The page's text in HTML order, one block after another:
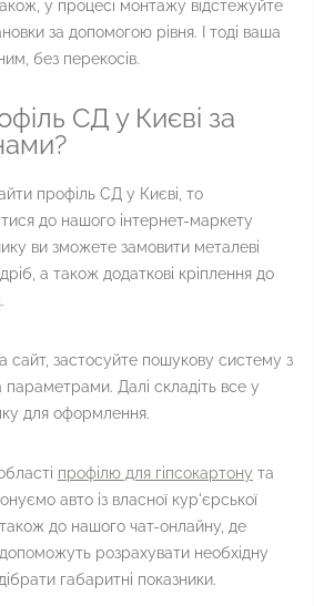
у процесі монтажу відстежуйте
за допомогою рівня. І тоді ваша
без перекосів.
СД у Києві за
профіль СД у Києві, то
до нашого інтернет-маркету
ви зможете замовити металеві
а також додаткові кріплення до
сайт, застосуйте пошукову систему з
параметрами. Далі складіть все у
для оформлення.
профілю для гіпсокартону та
авто із власної кур'єрської
до нашого чат-онлайну, де
розрахувати необхідну
габаритні показники.